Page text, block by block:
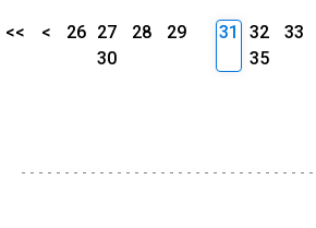
<< < 26 27 28
29
30
31 32 33
35